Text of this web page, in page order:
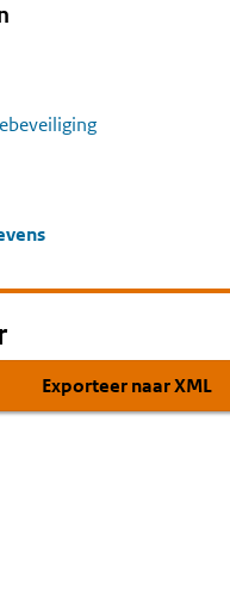
Exporteer naar XML